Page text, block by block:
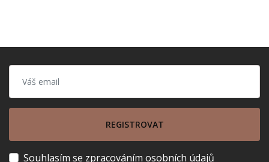
REGISTROVAT
Souhlasím se zpracováním osobních údajů